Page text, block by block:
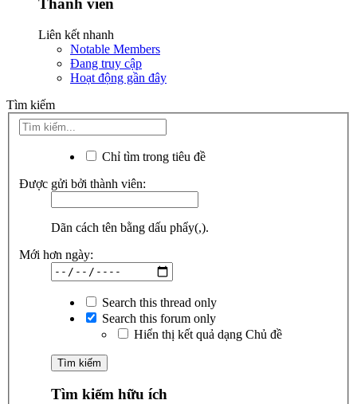
Thành viên
Liên kết nhanh
Notable Members
Đang truy cập
Hoạt động gần đây
Tìm kiếm
Chỉ tìm trong tiêu đề
Được gửi bởi thành viên:
Dãn cách tên bằng dấu phẩy(,).
Mới hơn ngày:
Search this thread only
Search this forum only
Hiển thị kết quả dạng Chủ đề
Tìm kiếm hữu ích